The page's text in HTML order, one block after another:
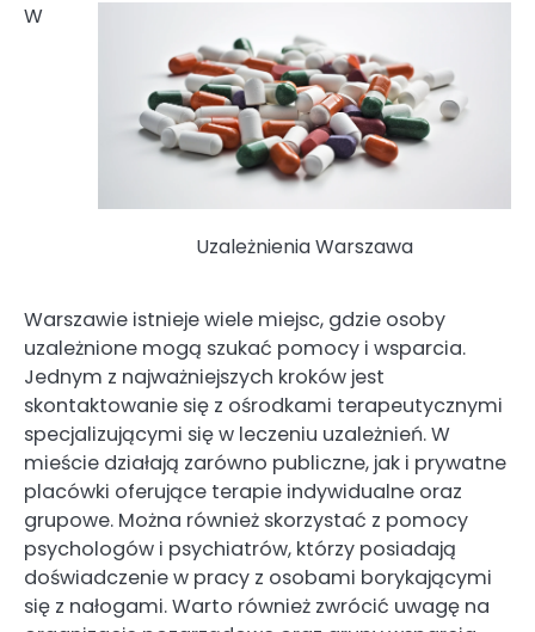
Uzależnienia Warszawa
W
Warszawie istnieje wiele miejsc, gdzie osoby
uzależnione mogą szukać pomocy i wsparcia.
Jednym z najważniejszych kroków jest
skontaktowanie się z ośrodkami terapeutycznymi
specjalizującymi się w leczeniu uzależnień. W
mieście działają zarówno publiczne, jak i prywatne
placówki oferujące terapie indywidualne oraz
grupowe. Można również skorzystać z pomocy
psychologów i psychiatrów, którzy posiadają
doświadczenie w pracy z osobami borykającymi
się z nałogami. Warto również zwrócić uwagę na